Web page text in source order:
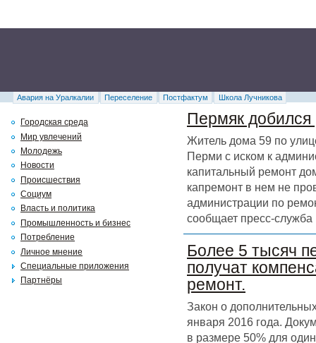
Авария на Уралкалии Переселение Постфактум Школа Лучникова
Пермяк добился
Житель дома 59 по
Перми с иском к
капитальный ремонт
капремонт в нем не
администрации по
сообщает пресс-служба
Более 5 тысяч
получат
ремонт.
Закон о
января 2016 года.
в размере 50% для
Городская среда
Мир увлечений
Молодежь
Новости
Происшествия
Социум
Власть и политика
Промышленность и бизнес
Потребление
Личное мнение
Специальные приложения
Партнёры